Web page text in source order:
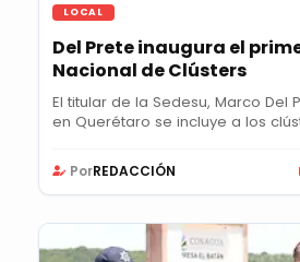
LOCAL
Del Prete inaugura el
Nacional de Clústers
El titular de la Sedesu, Marco Del
en Querétaro se incluye a los
PorREDACCIÓN